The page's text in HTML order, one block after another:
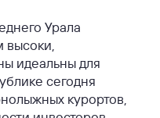
Урала
высоки,
идеальны для
сегодня
курортов,